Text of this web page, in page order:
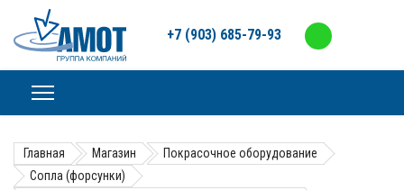
+7 (903) 685-79-93
Главная Магазин
Покрасочное оборудование
Сопла (форсунки)